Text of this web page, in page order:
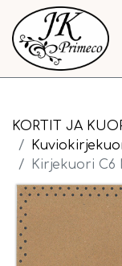
KORTIT JA
Kirjekuori